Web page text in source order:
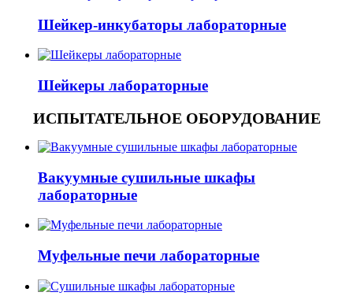
Шейкер-инкубаторы лабораторные
Шейкеры лабораторные
ИСПЫТАТЕЛЬНОЕ ОБОРУДОВАНИЕ
Вакуумные сушильные шкафы
лабораторные
Муфельные печи лабораторные